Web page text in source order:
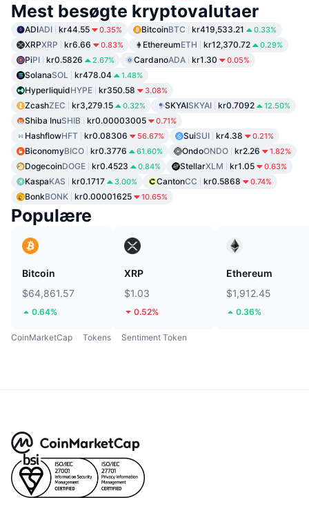
Mest besøgte kryptovalutaer
ADIADI kr44.55 0.35% BitcoinBTC kr419,533.21 0.33%
XRPXRP kr6.66 0.83% EthereumETH kr12,370.72 0.29%
PiPI kr0.5826 2.67% CardanoADA kr1.30 0.05%
SolanaSOL kr478.04 1.48%
HyperliquidHYPE kr350.58 3.08%
ZcashZEC kr3,279.15 0.32% SKYAISKYAI kr0.7092 12.50%
Shiba InuSHIB kr0.00003005 0.71%
HashflowHFT kr0.08306 56.67% SuiSUI kr4.38 0.21%
BiconomyBICO kr0.3776 61.60% OndoONDO kr2.26 1.82%
DogecoinDOGE kr0.4523 0.84% StellarXLM kr1.05 0.63%
KaspaKAS kr0.1717 3.00% CantonCC kr0.5868 0.74%
BonkBONK kr0.00001625 10.65%
Populære
Bitcoin
$64,861.57
0.64%
XRP
$1.03
0.52%
Ethereum
$1,912.45
0.36%
CoinMarketCap Tokens Sentiment Token